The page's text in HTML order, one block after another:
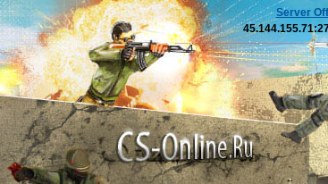
Server